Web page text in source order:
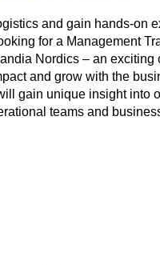
and gain hands-on
for a Management
Nordics – an exciting
and grow with the
gain unique insight into
teams and